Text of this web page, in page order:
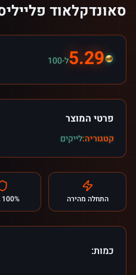
סאונדקלאוד
5.29ל-100
פרטי המוצר
קטגוריה:לייקים
התחלה מהירה 100% בטוח
כמות: